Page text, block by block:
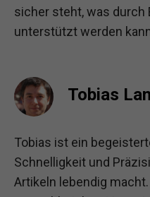
sicher steht, was durch
unterstützt werden
Tobias
Tobias ist ein
Schnelligkeit und
Artikeln lebendig